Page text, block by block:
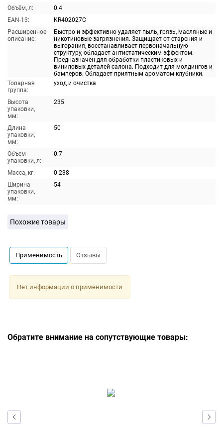
Объём, л:
0.4
EAN-13:
KR402027C
Расширенное
описание:
Быстро и эффективно удаляет пыль, грязь, масляные и
никотиновые загрязнения. Защищает от старения и
выгорания, восстанавливает первоначальную
структуру, обладает антистатическим эффектом.
Предназначен для обработки пластиковых и
виниловых деталей салона. Подходит для молдингов и
бамперов. Обладает приятным ароматом клубники.
Товарная
группа:
уход и очистка
Высота
упаковки,
мм:
235
Длина
упаковки,
мм:
50
Объем
упаковки, л:
0.7
Масса, кг:
0.238
Ширина
упаковки,
мм:
54
Похожие товары
Применимость Отзывы
Нет информации о применимости
Обратите внимание на сопутствующие товары: